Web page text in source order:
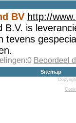
BV http://
B.V. is
tevens
Beoordeel
Sitemap